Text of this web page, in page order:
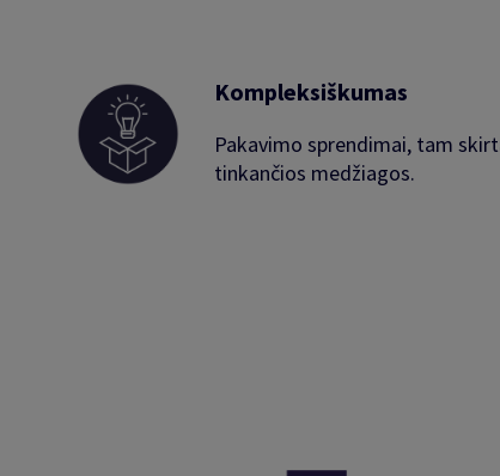
Kompleksiškumas
Pakavimo sprendimai, tam
tinkančios medžiagos.